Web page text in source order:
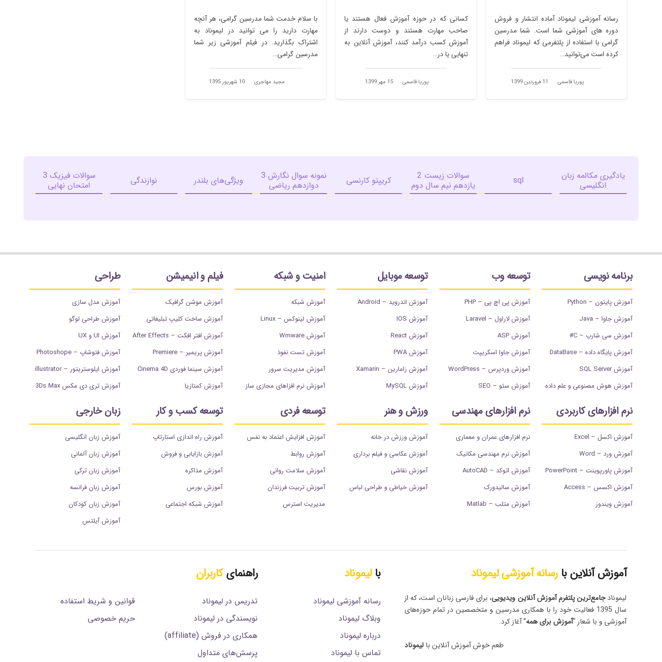
رسانه آموزشی لیموناد آماده انتشار و فروش
دوره های آموزشی شما است. شما مدرسین
گرامی با استفاده از پلتفرمی که لیموناد فراهم
کرده است می‌توانید…
پوریا قاسمی 11 فروردین 1399
کسانی که در حوزه آموزش فعال هستند یا
صاحب مهارت هستند و دوست دارند از
آموزش کسب درآمد کنند، آموزش آنلاین به
تنهایی یا در…
پوریا قاسمی 15 مهر 1399
با سلام خدمت شما مدرسین گرامی، هر آنچه
مهارت دارید را می توانید در لیموناد به
اشتراک بگذارید. در فیلم آموزشی زیر شما
مدرسین گرامی…
مجید مهاجری 10 شهریور 1395
یادگیری مکالمه زبان
انگلیسی
sql
سوالات زیست 2
یازدهم نیم سال دوم
کریپتو کارنسی
نمونه سوال نگارش 3
دوازدهم ریاضی
ویژگی‌های بلندر نوازندگی
سوالات فیزیک 3
امتحان نهایی
برنامه نویسی
آموزش پایتون – Python
آموزش جاوا – Java
آموزش سی شارپ – C#
آموزش پایگاه داده – DataBase
آموزش SQL Server
آموزش هوش مصنوعی و علم داده
توسعه وب
آموزش پی اچ پی – PHP
آموزش لاراول – Laravel
آموزش ASP
آموزش جاوا اسکریپت
آموزش وردپرس – WordPress
آموزش سئو – SEO
توسعه موبایل
آموزش اندروید – Android
آموزش IOS
آموزش React
آموزش PWA
آموزش زامارین – Xamarin
آموزش MySQL
امنیت و شبکه
آموزش شبکه
آموزش لینوکس – Linux
آموزش Wmware
آموزش تست نفوذ
آموزش مدیریت سرور
آموزش نرم افزاهای مجازی ساز
فیلم و انیمیشن
آموزش موشن گرافیک
آموزش ساخت کلیپ تبلیغاتی
آموزش افتر افکت – After Effects
آموزش پریمیر – Premiere
آموزش سینما فوردی Cinema 4D
آموزش کمتازیا
طراحی
آموزش مدل سازی
آموزش طراحی لوگو
آموزش UI و UX
آموزش فتوشاپ – Photoshope
آموزش ایلوستریتور – illustrator
آموزش تری دی مکس 3Ds Max
نرم افزارهای کاربردی
آموزش اکسل – Excel
آموزش ورد – Word
آموزش پاورپوینت – PowerPoint
آموزش اکسس – Access
آموزش ویندوز
نرم افزارهای مهندسی
نرم افزارهای عمران و معماری
آموزش نرم مهندسی مکانیک
آموزش اتوکد – AutoCAD
آموزش سالیدورک
آموزش متلب – Matlab
ورزش و هنر
آموزش ورزش در خانه
آموزش عکاسی و فیلم برداری
آموزش نقاشی
آموزش خیاطی و طراحی لباس
توسعه فردی
آموزش افزایش اعتماد به نفس
آموزش روابط
آموزش سلامت روانی
آموزش تربیت فرزندان
مدیریت استرس
توسعه کسب و کار
آموزش راه اندازی استارتاپ
آموزش بازایابی و فروش
آموزش مذاکره
آموزش بورس
آموزش شبکه اجتماعی
زبان خارجی
آموزش زبان انگلیسی
آموزش زبان آلمانی
آموزش زبان ترکی
آموزش زبان فرانسه
آموزش زبان کودکان
آموزش آیلتس
آموزش آنلاین بارسانه آموزشی لیموناد
لیمونادجامع‌ترین پلتفرم‌ آموزش آنلاین ویدیویی، برای فارسی زبانان است، که از
سال 1395 فعالیت خود را با همکاری مدرسین و متخصصین در تمام حوزه‌های
آموزشی و با شعار “آموزش برای همه” آغاز کرد.
طعم خوش آموزش آنلاین بالیموناد
بالیموناد
رسانه آموزشی لیموناد
وبلاگ لیموناد
درباره لیموناد
تماس با لیموناد
راهنمایکاربران
تدریس در لیموناد
نویسندگی در لیموناد
همکاری در فروش (affiliate)
پرسش‌های متداول
قوانین و شریط استفاده
حریم خصوصی